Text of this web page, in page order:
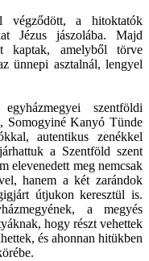
végződött, a hitoktatók
Jézus jászolába. Majd
kaptak, amelyből törve
ünnepi asztalnál, lengyel
szentföldi
Somogyiné Kanyó Tünde
autentikus zenékkel
a Szentföld szent
elevenedett meg nemcsak
hanem a két zarándok
útjukon keresztül is.
a megyés
hogy részt vehettek
és ahonnan hitükben